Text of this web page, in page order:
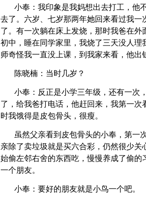
小奉：我印象是我妈想出去打工，他
去了。六岁、七岁那两年她回来看过我一
了。有一次躺在床上发烧，那时我爸在外
初中，睡在同学家里，我烧了三天没人理
师奇怪我一直没上课，到我家来看，他出
陈晓楠 ：当时几岁？
小奉：反正是小学三年级，还有一次
了，给我爸打电话，他赶回来，我第一次
时我饿得是皮包骨头，很瘦。
虽然父亲看到皮包骨头的小奉，第一
亲除了卖垃圾就是买六合彩，仍然很少关
始偷左邻右舍的东西吃，慢慢养成了偷的
一个朋友。
小奉：要好的朋友就是小鸟一个吧。